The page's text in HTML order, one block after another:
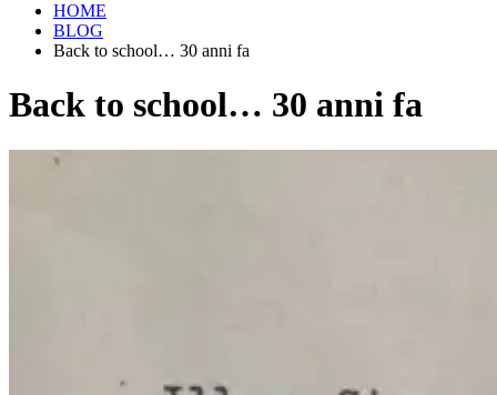
HOME
BLOG
Back to school… 30 anni fa
Back to school… 30 anni fa